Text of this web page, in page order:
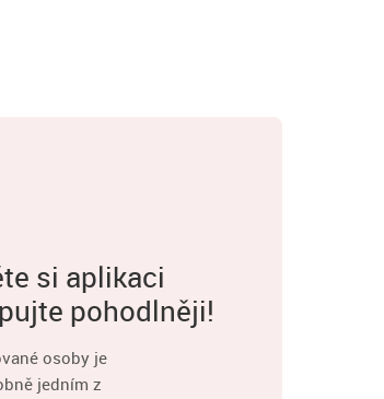
si aplikaci
pohodlněji!
osoby je
jedním z